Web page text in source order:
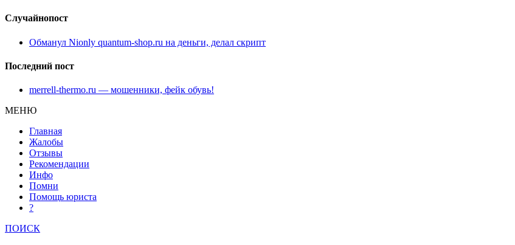
Случайнопост
Обманул Nionly quantum-shop.ru на деньги, делал скрипт
Последний пост
merrell-thermo.ru — мошенники, фейк обувь!
МЕНЮ
Главная
Жалобы
Отзывы
Рекомендации
Инфо
Помни
Помощь юриста
?
ПОИСК